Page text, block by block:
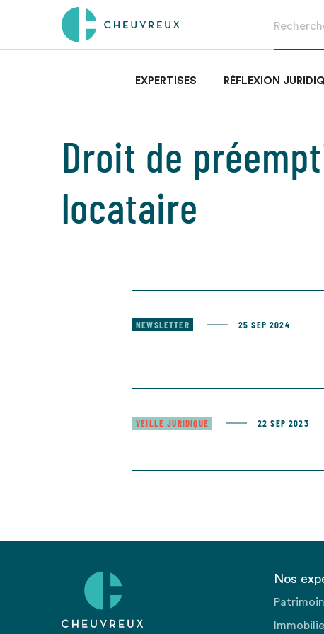
EXPERTISES RÉFLEXION
Droit de
locataire
NEWSLETTER 25 SEP 2024
VEILLE JURIDIQUE 22 SEP 2023
Nos